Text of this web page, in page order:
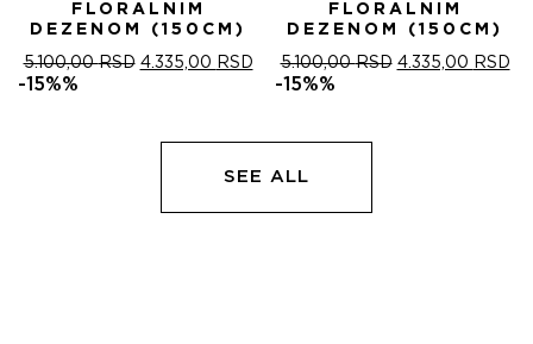
FLORALNIM
DEZENOM (150CM)
5.100,00RSD ОРИГИНАЛНА
5.100,00 RSD.
4.335,00 RSDТРЕНУТНА
ЦЕНА
-15%%
FLORALNIM
DEZENOM (150CM)
5.100,00RSD ОРИГИНАЛНА
4.335,00 RSD
-15%%
SEE ALL